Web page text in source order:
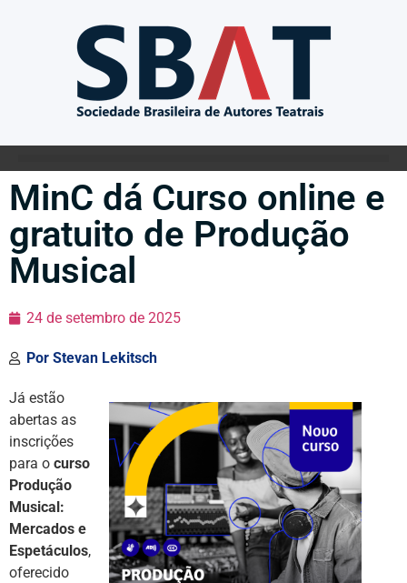
MinC dá Curso online e
gratuito de Produção
Musical
24 de setembro de 2025
Por Stevan Lekitsch
Já estão
abertas as
inscrições
para o curso
Produção
Musical:
Mercados e
Espetáculos,
oferecido